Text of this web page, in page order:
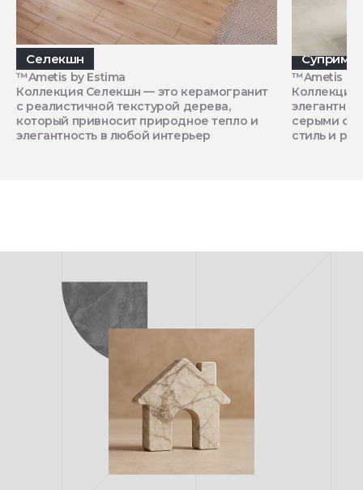
Селекшн
™Ametis by Estima
Коллекция Селекшн — это керамогранит
с реалистичной текстурой дерева,
который привносит природное тепло и
элегантность в любой интерьер
Суприм
™Ametis by
Коллекция
серыми с
стиль и